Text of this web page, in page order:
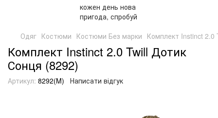
Одяг Костюми Костюми Без марки Комплект Instinct
Комплект Instinct 2.0 Twill Дотик
Сонця (8292)
Артикул: 8292(M) Написати відгук